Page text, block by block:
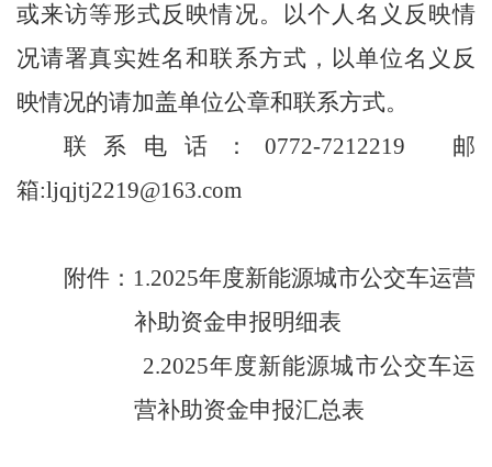
或来访等形式反映情况。以个人名义反映情
况请署真实姓名和联系方式，以单位名义反
映情况的请加盖单位公章和联系方式。
联系电话：0772-7212219
邮
箱:ljqjtj2219@163.com
附件：1.2025年度新能源城市公交车运营
补助资金申报明细表
2.2025年度新能源城市公交车运
营补助资金申报汇总表